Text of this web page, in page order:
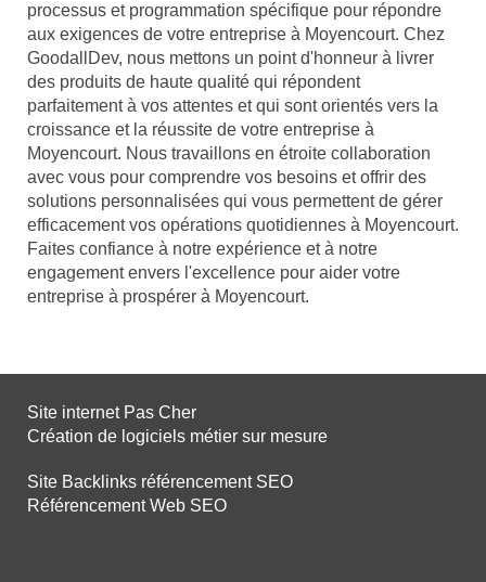
processus et programmation spécifique pour répondre
aux exigences de votre entreprise à Moyencourt. Chez
GoodallDev, nous mettons un point d'honneur à livrer
des produits de haute qualité qui répondent
parfaitement à vos attentes et qui sont orientés vers la
croissance et la réussite de votre entreprise à
Moyencourt. Nous travaillons en étroite collaboration
avec vous pour comprendre vos besoins et offrir des
solutions personnalisées qui vous permettent de gérer
efficacement vos opérations quotidiennes à Moyencourt.
Faites confiance à notre expérience et à notre
engagement envers l'excellence pour aider votre
entreprise à prospérer à Moyencourt.
Site internet Pas Cher
Création de logiciels métier sur mesure
Site Backlinks référencement SEO
Référencement Web SEO